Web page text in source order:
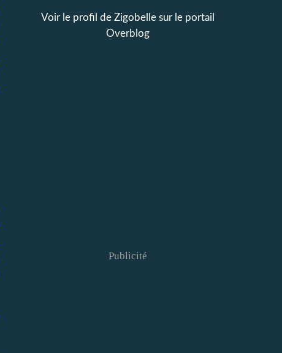
Voir le profil de Zigobellesur le portail
Overblog
Publicité